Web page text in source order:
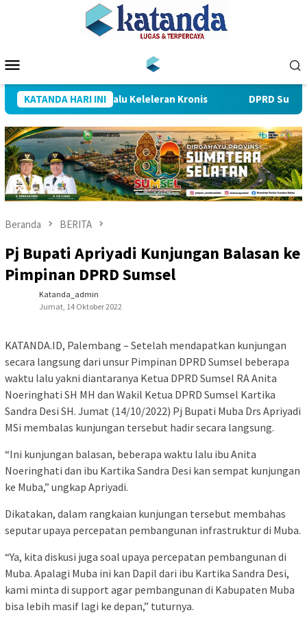
Mobile
KATANDA HARI INI
yang Selalu Keleleran Kronis DPRD Sumsel
Beranda BERITA
Pj Bupati Apriyadi Kunjungan Balasan ke
Pimpinan DPRD Sumsel
Katanda_admin
Jumat, 14 Oktober 2022
KATANDA.ID, Palembang – Setelah mendapatkan kunjungan
secara langsung dari unsur Pimpinan DPRD Sumsel beberapa
waktu lalu yakni diantaranya Ketua DPRD Sumsel RA Anita
Noeringhati SH MH dan Wakil Ketua DPRD Sumsel Kartika
Sandra Desi SH. Jumat (14/10/2022) Pj Bupati Muba Drs Apriyadi
MSi membalas kunjungan tersebut hadir secara langsung.
“Ini kunjungan balasan, beberapa waktu lalu ibu Anita
Noeringhati dan ibu Kartika Sandra Desi kan sempat kunjungan
ke Muba,” ungkap Apriyadi.
Dikatakan, dalam rangkaian kunjungan tersebut membahas
seputar upaya percepatan pembangunan infrastruktur di Muba.
“Ya, kita diskusi juga soal upaya percepatan pembangunan di
Muba. Apalagi Muba ini kan Dapil dari ibu Kartika Sandra Desi,
kami minta di support agar pembangunan di Kabupaten Muba
bisa lebih masif lagi ke depan,” tuturnya.